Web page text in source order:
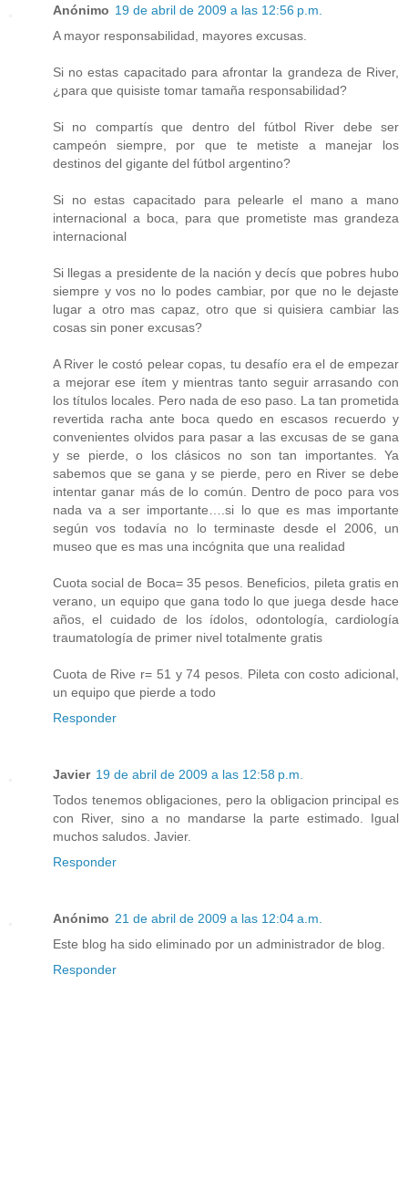
Anónimo 19 de abril de 2009 a las 12:56 p.m.
A mayor responsabilidad, mayores excusas.
Si no estas capacitado para afrontar la grandeza de River,
¿para que quisiste tomar tamaña responsabilidad?
Si no compartís que dentro del fútbol River debe ser
campeón siempre, por que te metiste a manejar los
destinos del gigante del fútbol argentino?
Si no estas capacitado para pelearle el mano a mano
internacional a boca, para que prometiste mas grandeza
internacional
Si llegas a presidente de la nación y decís que pobres hubo
siempre y vos no lo podes cambiar, por que no le dejaste
lugar a otro mas capaz, otro que si quisiera cambiar las
cosas sin poner excusas?
A River le costó pelear copas, tu desafío era el de empezar
a mejorar ese ítem y mientras tanto seguir arrasando con
los títulos locales. Pero nada de eso paso. La tan prometida
revertida racha ante boca quedo en escasos recuerdo y
convenientes olvidos para pasar a las excusas de se gana
y se pierde, o los clásicos no son tan importantes. Ya
sabemos que se gana y se pierde, pero en River se debe
intentar ganar más de lo común. Dentro de poco para vos
nada va a ser importante….si lo que es mas importante
según vos todavía no lo terminaste desde el 2006, un
museo que es mas una incógnita que una realidad
Cuota social de Boca= 35 pesos. Beneficios, pileta gratis en
verano, un equipo que gana todo lo que juega desde hace
años, el cuidado de los ídolos, odontología, cardiología
traumatología de primer nivel totalmente gratis
Cuota de Rive r= 51 y 74 pesos. Pileta con costo adicional,
un equipo que pierde a todo
Responder
Javier 19 de abril de 2009 a las 12:58 p.m.
Todos tenemos obligaciones, pero la obligacion principal es
con River, sino a no mandarse la parte estimado. Igual
muchos saludos. Javier.
Responder
Anónimo 21 de abril de 2009 a las 12:04 a.m.
Este blog ha sido eliminado por un administrador de blog.
Responder